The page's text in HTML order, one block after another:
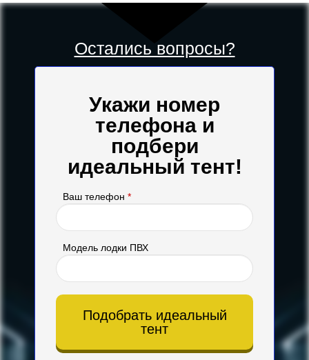
Остались вопросы?
Укажи номер
телефона и
подбери
идеальный тент!
Ваш телефон *
Модель лодки ПВХ
Подобрать идеальный
тент